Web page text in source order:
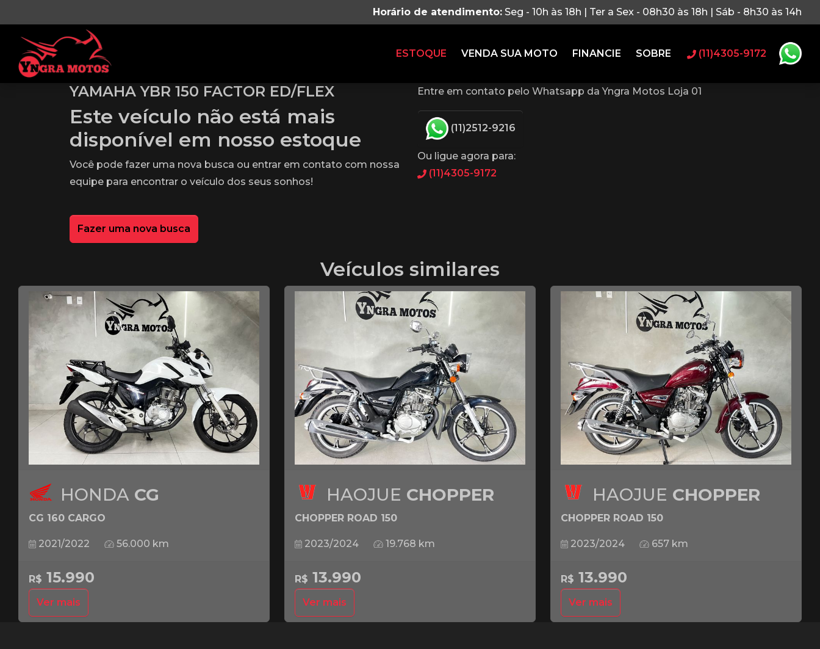
Horário de atendimento: Seg - 10h às 18h | Ter a Sex - 08h30 às 18h | Sáb - 8h30 às 14h
ESTOQUE VENDA SUA MOTO FINANCIE SOBRE (11)4305-9172
YAMAHA YBR 150 FACTOR ED/FLEX
Este veículo não está mais
disponível em nosso estoque
Você pode fazer uma nova busca ou entrar em contato com nossa
equipe para encontrar o veículo dos seus sonhos!
Fazer uma nova busca
Entre em contato pelo Whatsapp da Yngra Motos Loja 01
(11)2512-9216
Ou ligue agora para:
(11)4305-9172
Veículos similares
HONDA CG
CG 160 CARGO
2021/2022 56.000 km
R$ 15.990
Ver mais
HAOJUE CHOPPER
CHOPPER ROAD 150
2023/2024 19.768 km
R$ 13.990
Ver mais
HAOJUE CHOPPER
CHOPPER ROAD 150
2023/2024 657 km
R$ 13.990
Ver mais